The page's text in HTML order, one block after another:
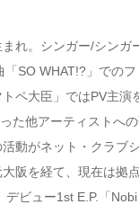
れ。シンガー/シンガ
SO WHAT!?」でのフ
トペ大臣」ではPV主
た他アーティストへ
動がネット・クラブ
阪を経て、現在は拠
ビュー1st E.P.「Nobi